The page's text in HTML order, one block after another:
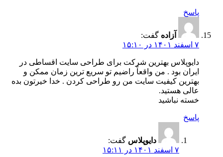
پاسخ
آزاده گفت:
۷ اسفند ۱۴۰۱ در ۱۵:۱۰
دایوپلاس بهترین شرکت برای طراحی سایت اقساطی در
ایران بود . من واقعاً راضیم تو سریع ترین زمان ممکن و
بهترین کیفیت سایت من رو طراحی کردن . خدا خیرتون بده
عالی هستید.
خسته نباشید
پاسخ
دایوپلاس گفت:
۷ اسفند ۱۴۰۱ در ۱۵:۱۱